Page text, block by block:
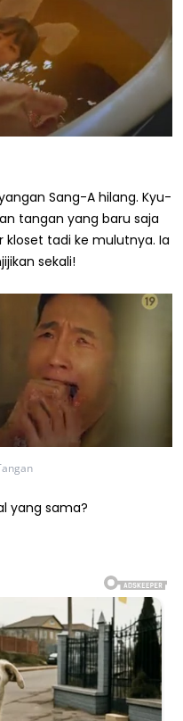
Sang-A hilang. Kyu-
tangan yang baru saja
tadi ke mulutnya. Ia
sekali!
yang sama?